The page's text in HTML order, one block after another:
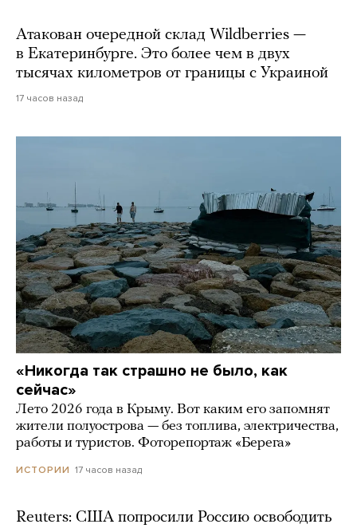
Атакован очередной склад Wildberries —
в Екатеринбурге. Это более чем в двух
тысячах километров от границы с Украиной
17 часов назад
«Никогда так страшно не было, как
сейчас»
Лето 2026 года в Крыму. Вот каким его запомнят
жители полуострова — без топлива, электричества,
работы и туристов. Фоторепортаж «Берега»
ИСТОРИИ 17 часов назад
Reuters: США попросили Россию освободить